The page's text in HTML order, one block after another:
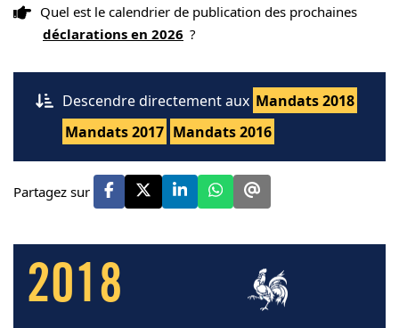
Quel est le calendrier de publication des prochaines
déclarations en 2026 ?
Descendre directement aux Mandats 2018
Mandats 2017 Mandats 2016
Partagez sur
2018